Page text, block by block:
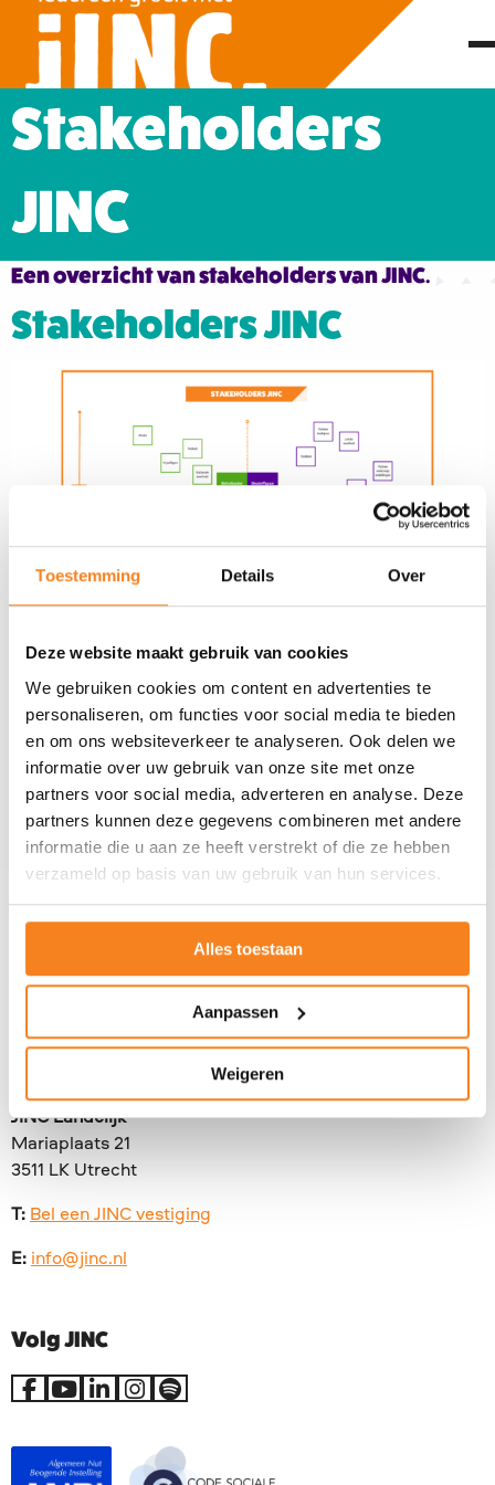
Toestemming Details Over
Deze website maakt gebruik van cookies
We gebruiken cookies om content en advertenties te
personaliseren, om functies voor social media te bieden
en om ons websiteverkeer te analyseren. Ook delen we
informatie over uw gebruik van onze site met onze
partners voor social media, adverteren en analyse. Deze
partners kunnen deze gegevens combineren met andere
informatie die u aan ze heeft verstrekt of die ze hebben
verzameld op basis van uw gebruik van hun services.
Alles toestaan
Aanpassen
Weigeren
Stakeholders
JINC
Een overzicht van stakeholders van JINC.
Stakeholders JINC
Klik op de afbeelding voor een grotere
versie
Stakeholdersdialoog
JINC
Download de .pdf
Over JINC
Overig
JINC Landelijk
Mariaplaats 21
3511 LK Utrecht
T: Bel een JINC vestiging
E: info@jinc.nl
Volg JINC
Ga
Facebook
Ga
YouTube
Ga
LinkedIn
Ga
Instagram
Go
Spotify